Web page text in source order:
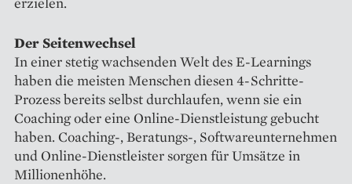
Der Seitenwechsel
In einer stetig wachsenden Welt des E-Learnings
haben die meisten Menschen diesen 4-Schritte-
Prozess bereits selbst durchlaufen, wenn sie ein
Coaching oder eine Online-Dienstleistung gebucht
haben. Coaching-, Beratungs-, Softwareunternehmen
und Online-Dienstleister sorgen für Umsätze in
Millionenhöhe.